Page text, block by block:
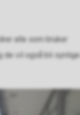
alle som bruker
de vil også bli synlige i